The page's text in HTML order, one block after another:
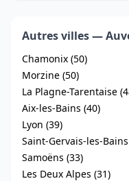
Autres villes —
Chamonix (50)
Morzine (50)
La Plagne-Tarentaise
Aix-les-Bains (40)
Lyon (39)
Saint-Gervais-les-
Samoëns (33)
Les Deux Alpes (31)